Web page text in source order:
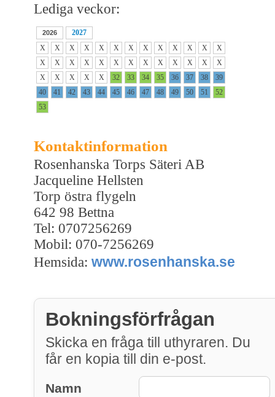
Lediga veckor:
2026
2027
X
X X X X X X X X X X X
X
X
X X X X X X X X X X X
X
X
X X X X 32 33 34 35 36 37 38
39
40
41 42 43 44 45 46 47 48 49 50 51
52
53
Kontaktinformation
Rosenhanska Torps Säteri AB
Jacqueline Hellsten
Torp östra flygeln
642 98 Bettna
Tel: 0707256269
Mobil: 070-7256269
Hemsida: www.rosenhanska.se
Bokningsförfrågan
Skicka en fråga till uthyraren. Du
får en kopia till din e-post.
Namn